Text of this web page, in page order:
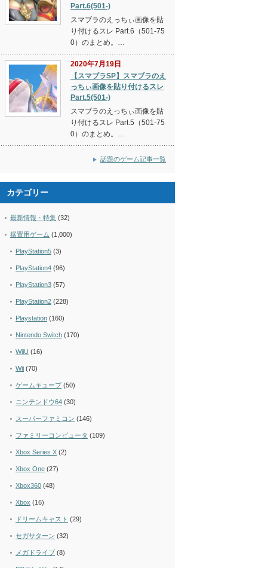
Part.6(501-)
スマブラのえっちぃ画像を貼
り付けるスレ Part.6（501-75
0）のまとめ。…
2020年7月19日
【スマブラSP】スマブラのえ
っちぃ画像を貼り付けるスレ
Part.5(501-)
スマブラのえっちぃ画像を貼
り付けるスレ Part.5（501-75
0）のまとめ。…
話題のゲーム記事一覧
カテゴリー
最新情報・特集 (32)
据置用ゲーム (1,000)
PlayStation5 (3)
PlayStation4 (96)
PlayStation3 (57)
PlayStation2 (228)
Playstation (160)
Nintendo Switch (170)
WiiU (16)
Wii (70)
ゲームキューブ (50)
ニンテンドウ64 (30)
スーパーファミコン (146)
ファミリーコンピュータ (109)
Xbox Series X (2)
Xbox One (27)
Xbox360 (48)
Xbox (16)
ドリームキャスト (29)
セガサターン (32)
メガドライブ (8)